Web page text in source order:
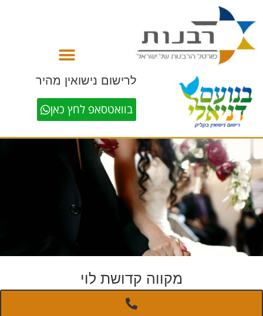
לרישום נישואין מהיר
בוואטסאפ לחץ כאן
מקווה קדושת לוי